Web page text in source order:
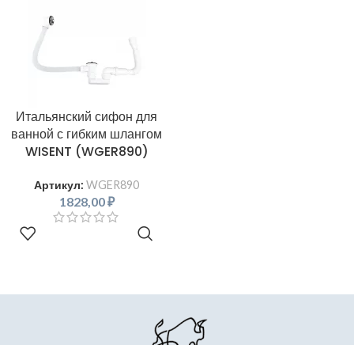
Итальянский сифон для
ванной с гибким шлангом
WISENT (WGER890)
Артикул: WGER890
1828,00₽